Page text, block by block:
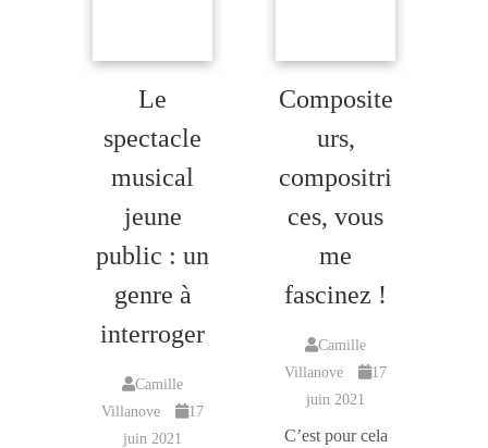
Le
spectacle
musical
jeune
public : un
genre à
interroger
Camille
Villanove
17
juin 2021
Composite
urs,
compositri
ces, vous
me
fascinez !
Camille
Villanove
17
juin 2021
C’est pour cela